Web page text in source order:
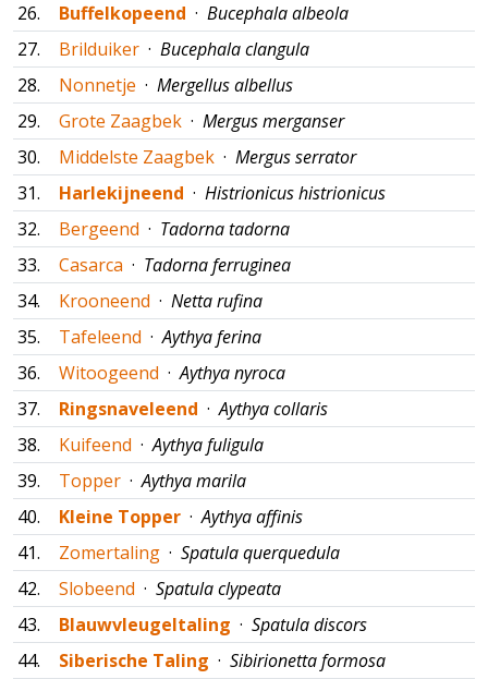
26.
Buffelkopeend · Bucephala albeola
27.
Brilduiker · Bucephala clangula
28.
Nonnetje · Mergellus albellus
29.
Grote Zaagbek · Mergus merganser
30.
Middelste Zaagbek · Mergus serrator
31.
Harlekijneend · Histrionicus histrionicus
32.
Bergeend · Tadorna tadorna
33.
Casarca · Tadorna ferruginea
34.
Krooneend · Netta rufina
35.
Tafeleend ·Aythya ferina
36.
Witoogeend ·Aythya nyroca
37.
Ringsnaveleend ·Aythya collaris
38.
Kuifeend ·Aythya fuligula
39.
Topper ·Aythya marila
40.
Kleine Topper ·Aythya affinis
41.
Zomertaling · Spatula querquedula
42.
Slobeend · Spatula clypeata
43.
Blauwvleugeltaling · Spatula discors
44.
Siberische Taling · Sibirionetta formosa